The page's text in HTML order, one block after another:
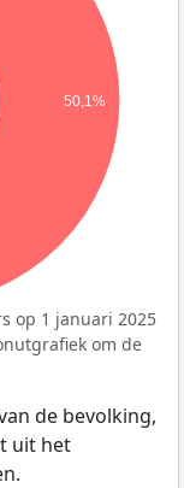
50,1%
op 1 januari 2025
om de
de bevolking,
uit het